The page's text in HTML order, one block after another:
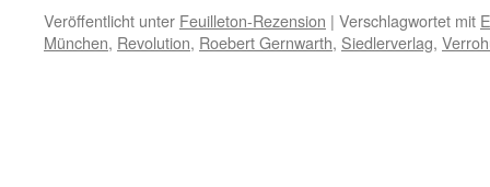
Veröffentlicht unter Feuilleton-Rezension | Verschlagwortet mit
München, Revolution, Roebert Gernwarth, Siedlerverlag,